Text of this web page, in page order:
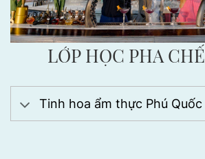
LỚP HỌC PHA
Tinh hoa ẩm thực Phú Quốc